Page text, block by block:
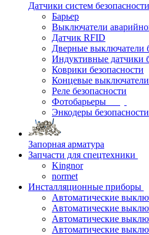
Датчики систем безопасности
Барьер
Выключатели
Датчик RFID
Дверные выключатели
Индуктивные датчики
Коврики безопасности
Концевые выключатели
Реле безопасности
Фотобарьеры
Энкодеры безопасности
Запорная арматура
Запчасти для спецтехники
Kingnor
normet
Инсталляционные приборы
Автоматические
Автоматические
Автоматические
Автоматические